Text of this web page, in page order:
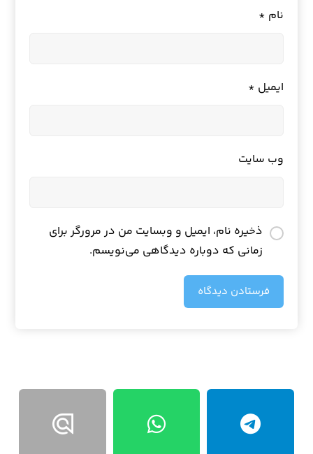
نام *
ایمیل *
وب‌ سایت
ذخیره نام، ایمیل و وبسایت من در مرورگر برای
زمانی که دوباره دیدگاهی می‌نویسم.
فرستادن دیدگاه